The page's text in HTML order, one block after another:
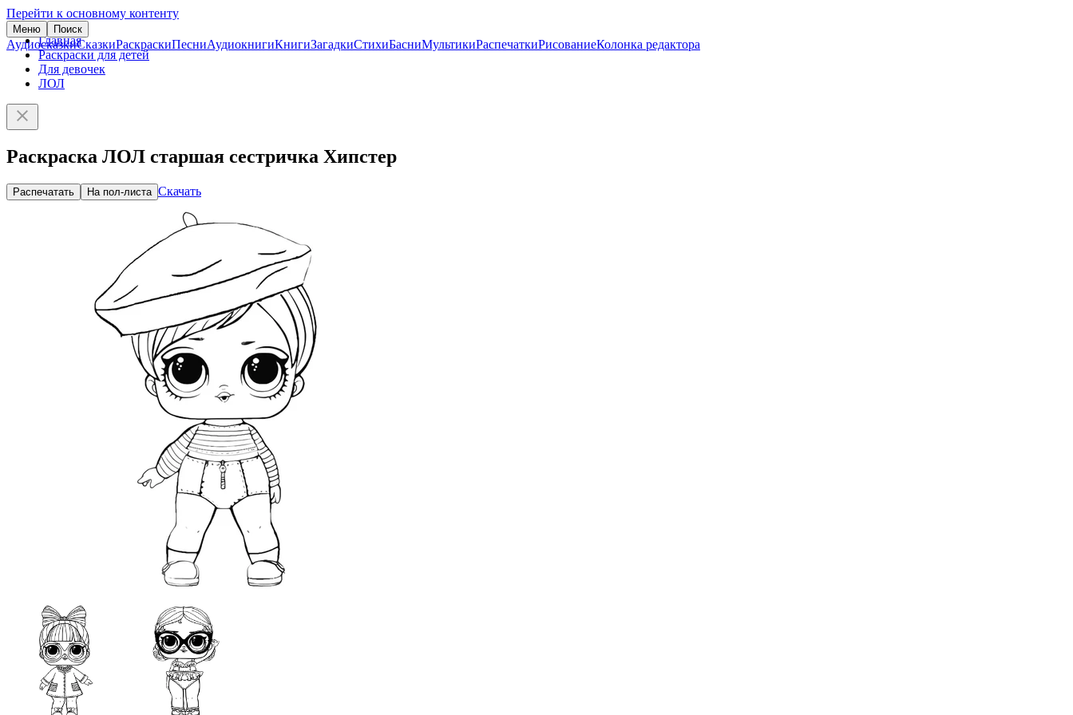
Перейти к основному контенту
Меню Поиск
АудиосказкиСказкиРаскраскиПесниАудиокнигиКнигиЗагадкиСтихиБасниМультикиРаспечаткиРисованиеКолонка редактора
Главная
Раскраски для детей
Для девочек
ЛОЛ
Раскраска ЛОЛ старшая сестричка Хипстер
Распечатать На пол-листа Скачать